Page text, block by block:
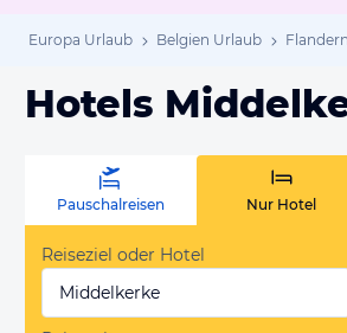
Europa Urlaub Belgien Urlaub
Hotels
Pauschalreisen Nur Hotel
Reiseziel oder Hotel
Middelkerke